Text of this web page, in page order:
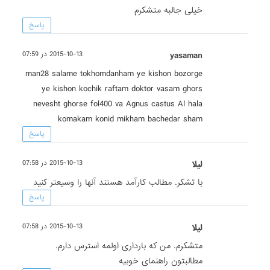
خیلی جالبه متشکرم
پاسخ
yasaman 2015-10-13 در 07:59
man28 salame tokhomdanham ye kishon bozorge
ye kishon kochik raftam doktor vasam ghors
nevesht ghorse fol400 va Agnus castus Al hala
komakam konid mikham bachedar sham
پاسخ
لیلا 2015-10-13 در 07:58
با تشکر. مطالب کارآمد هستند آنها را وسیعتر کنید
پاسخ
لیلا 2015-10-13 در 07:58
متشکرم. من که بارداری اولمه استرس دارم.
مطالبتون راهنمای خوبیه